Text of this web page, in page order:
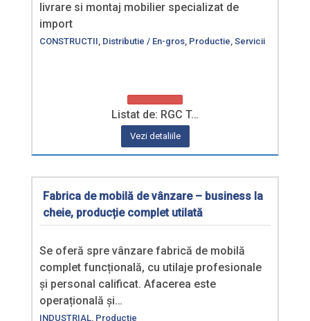
livrare si montaj mobilier specializat de
import
CONSTRUCTII, Distributie / En-gros, Productie, Servicii
Listat de: RGC T…
Vezi detaliile
Fabrica de mobilă de vânzare – business la
cheie, producție complet utilată
Se oferă spre vânzare fabrică de mobilă
complet funcțională, cu utilaje profesionale
și personal calificat. Afacerea este
operațională și…
INDUSTRIAL Productie